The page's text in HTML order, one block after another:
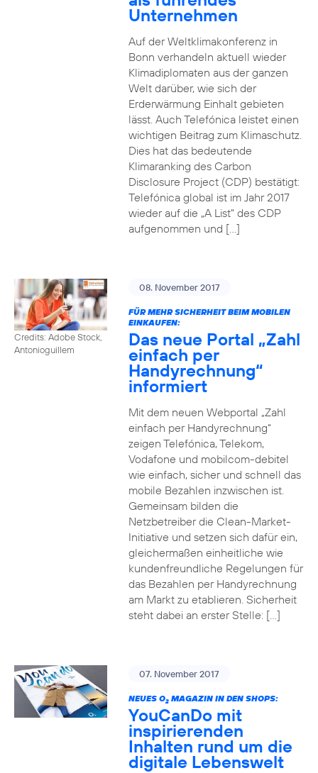
Unternehmen
Auf der Weltklimakonferenz in
Bonn verhandeln aktuell wieder
Klimadiplomaten aus der ganzen
Welt darüber, wie sich der
Erderwärmung Einhalt gebieten
lässt. Auch Telefónica leistet einen
wichtigen Beitrag zum Klimaschutz.
Dies hat das bedeutende
Klimaranking des Carbon
Disclosure Project (CDP) bestätigt:
Telefónica global ist im Jahr 2017
wieder auf die „A List“ des CDP
aufgenommen und […]
Credits: Adobe Stock,
Antonioguillem
08. November 2017
FÜR MEHR SICHERHEIT BEIM MOBILEN
EINKAUFEN:
Das neue Portal „Zahl
einfach per
Handyrechnung“
informiert
Mit dem neuen Webportal „Zahl
einfach per Handyrechnung“
zeigen Telefónica, Telekom,
Vodafone und mobilcom-debitel
wie einfach, sicher und schnell das
mobile Bezahlen inzwischen ist.
Gemeinsam bilden die
Netzbetreiber die Clean-Market-
Initiative und setzen sich dafür ein,
gleichermaßen einheitliche wie
kundenfreundliche Regelungen für
das Bezahlen per Handyrechnung
am Markt zu etablieren. Sicherheit
steht dabei an erster Stelle: […]
07. November 2017
NEUES O2MAGAZIN IN DEN SHOPS:
YouCanDo mit
inspirierenden
Inhalten rund um die
digitale Lebenswelt